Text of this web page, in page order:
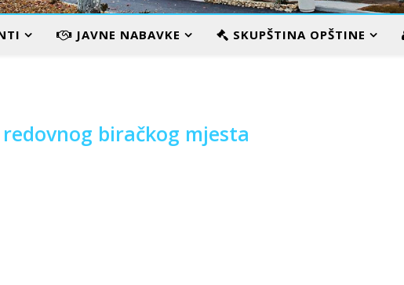
VILA KARAMATA
JAVNE NABAVKE SKUPŠTINA OPŠTINE
biračkog mjesta